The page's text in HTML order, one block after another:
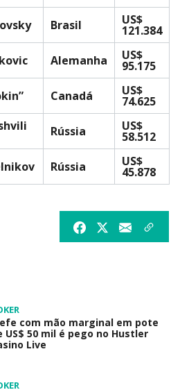
Brasil US$
121.384
Alemanha US$
95.175
Canadá US$
74.625
Rússia US$
58.512
Rússia US$
45.878
com mão marginal em pote
US$ 50 mil é pego no Hustler
Live